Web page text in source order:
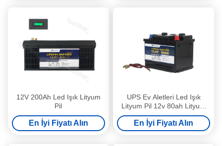
12V 200Ah Led Işık Lityum
Pil
En İyi Fiyatı Alın
UPS Ev Aletleri Led Işık
Lityum Pil 12v 80ah Lityum
İyon Pil
En İyi Fiyatı Alın